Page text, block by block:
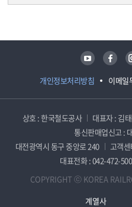
개인정보처리방침 이메일
유튜브 페이스북
상호 : 한국철도공사 대표자 : 김
통신판매업신고 :
대전광역시 동구 중앙로 240
고객
대표전화 : 042-472-
COPYRIGHT ⓒ KOREA
계열사